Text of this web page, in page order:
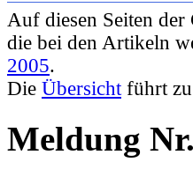
Auf diesen Seiten
die bei den Artikeln
2005.
Die Übersicht führt
Meldung